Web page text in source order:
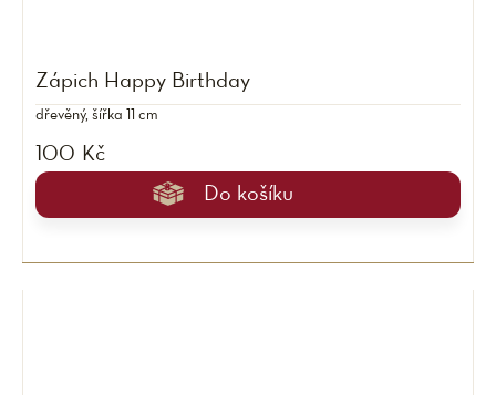
Zápich Happy Birthday
100 Kč
Do košíku
dřevěný, šířka 11 cm